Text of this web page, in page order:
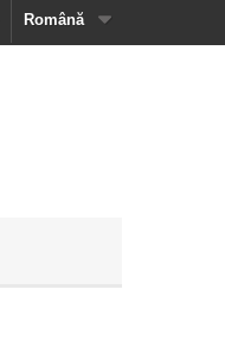
Română